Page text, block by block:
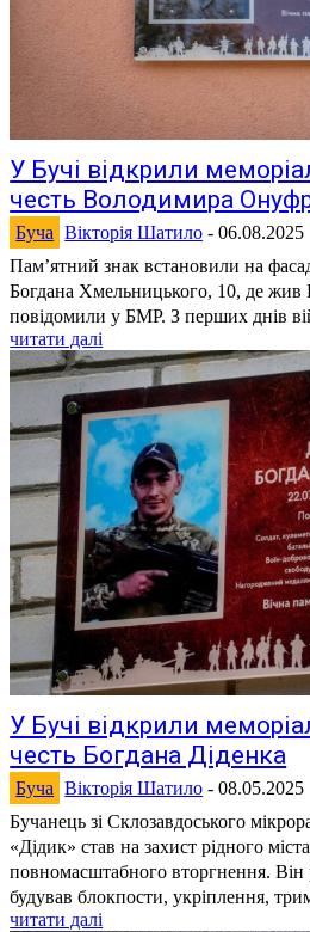
У Бучі відкрили
честь Володимира
Буча Вікторія Шатило - 06.08.2025
Пам’ятний знак встановили на
Богдана Хмельницького, 10, де
повідомили у БМР. З
читати далі
У Бучі відкрили
честь Богдана Діденка
Буча Вікторія Шатило - 08.05.2025
Бучанець зі Склозавдоського
«Дідик» став на захист рідного
повномасштабного вторгнення. Він
будував блокпости, укріплення,
читати далі